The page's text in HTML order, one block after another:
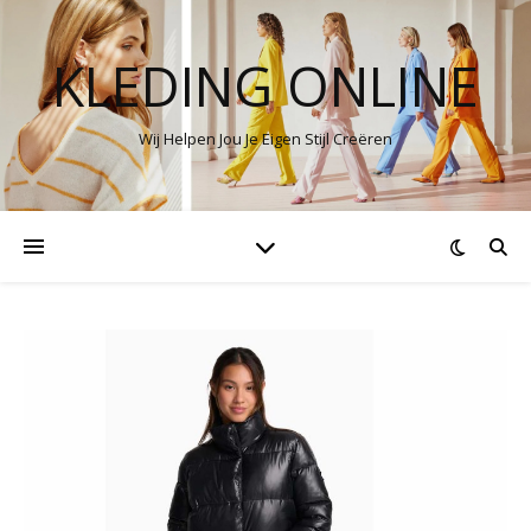
KLEDING ONLINE
Wij Helpen Jou Je Eigen Stijl Creëren